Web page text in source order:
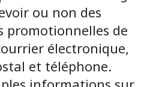
ou non des
promotionnelles de
électronique,
et téléphone.